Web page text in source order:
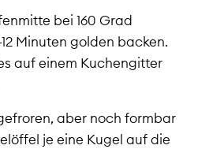
bei 160 Grad
Minuten golden backen.
auf einem Kuchengitter
aber noch formbar
je eine Kugel auf die